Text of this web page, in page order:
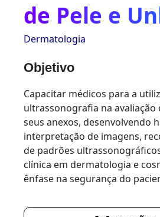
de Pele e
Dermatologia
Objetivo
Capacitar médicos para a
ultrassonografia na avaliação
seus anexos, desenvolvendo
interpretação de imagens,
de padrões
clínica em dermatologia e
ênfase na segurança do